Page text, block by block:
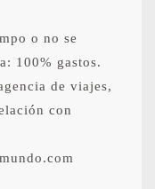
o no se
100% gastos.
de viajes,
con